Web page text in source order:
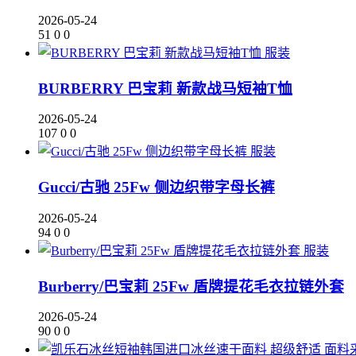
2026-05-24
51 0 0
服装
BURBERRY 巴宝莉 新款战马短袖T恤
2026-05-24
107 0 0
服装
Gucci/古驰 25Fw 侧边织带字母长裤
2026-05-24
94 0 0
服装
Burberry/巴宝莉 25Fw 盾牌提花毛衣拉链外套
2026-05-24
90 0 0